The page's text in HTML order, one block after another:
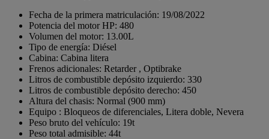
Fecha de la primera matriculación: 19/08/2022
Potencia del motor HP: 480
Volumen del motor: 13.00L
Tipo de energía: Diésel
Cabina: Cabina litera
Frenos adicionales: Retarder , Optibrake
Litros de combustible depósito izquierdo: 330
Litros de combustible depósito derecho: 450
Altura del chasis: Normal (900 mm)
Equipo : Bloqueos de diferenciales, Litera doble, Nevera
Peso bruto del vehículo: 19t
Peso total admisible: 44t